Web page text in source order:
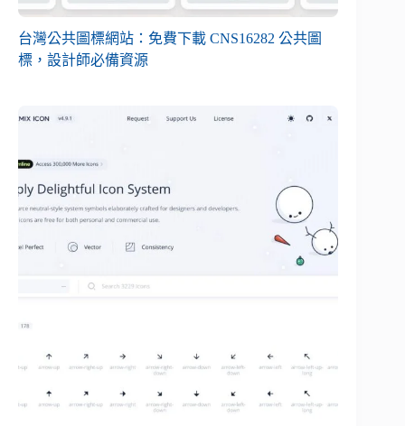
台灣公共圖標網站：免費下載 CNS16282 公共圖
標，設計師必備資源